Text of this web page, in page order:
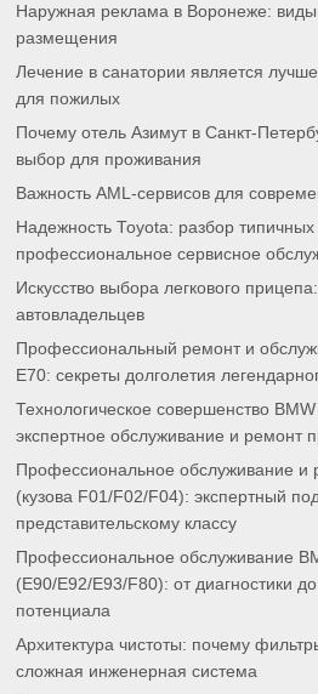
Наружная реклама в Воронеже:
размещения
Лечение в санатории является
для пожилых
Почему отель Азимут в Санкт-
выбор для проживания
Важность AML-сервисов для
Надежность Toyota: разбор
профессиональное сервисное
Искусство выбора легкового
автовладельцев
Профессиональный ремонт и
E70: секреты долголетия
Технологическое совершенство
экспертное обслуживание и ремонт
Профессиональное обслуживание и
(кузова F01/F02/F04): экспертный
представительскому классу
Профессиональное обслуживание
(E90/E92/E93/F80): от диагностики
потенциала
Архитектура чистоты: почему
сложная инженерная система